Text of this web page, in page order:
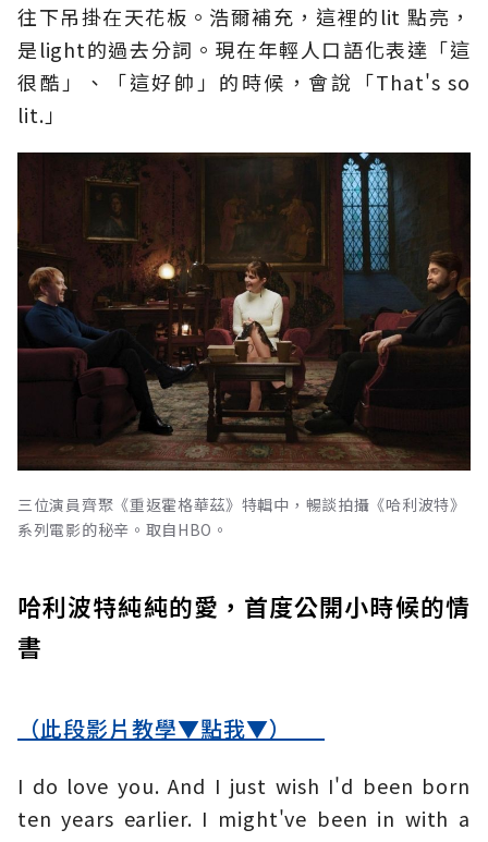
往下吊掛在天花板。浩爾補充，這裡的lit 點亮，
是light的過去分詞。現在年輕人口語化表達「這
很酷」、「這好帥」的時候，會說「That's so
lit.」
三位演員齊聚《重返霍格華茲》特輯中，暢談拍攝《哈利波特》
系列電影的秘辛。取自HBO。
哈利波特純純的愛，首度公開小時候的情
書
（此段影片教學▼點我▼）
I do love you. And I just wish I'd been born
ten years earlier. I might've been in with a